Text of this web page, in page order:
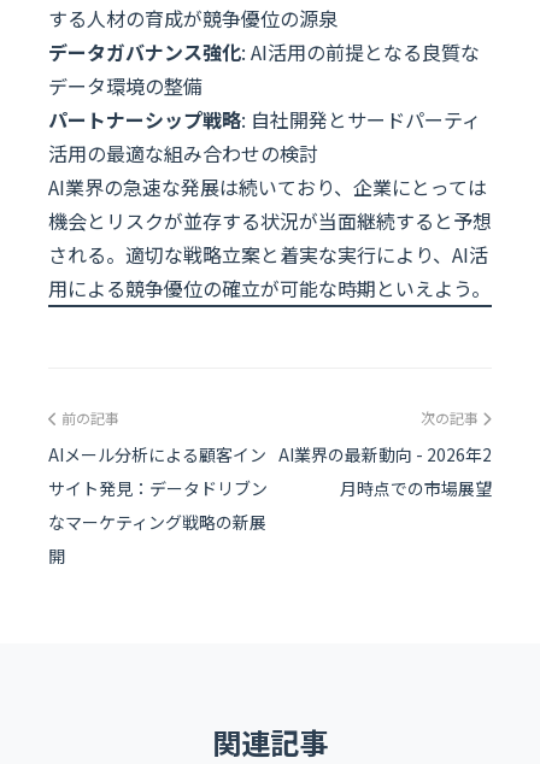
する人材の育成が競争優位の源泉
データガバナンス強化: AI活用の前提となる良質な
データ環境の整備
パートナーシップ戦略: 自社開発とサードパーティ
活用の最適な組み合わせの検討
AI業界の急速な発展は続いており、企業にとっては
機会とリスクが並存する状況が当面継続すると予想
される。適切な戦略立案と着実な実行により、AI活
用による競争優位の確立が可能な時期といえよう。
前の記事
AIメール分析による顧客イン
サイト発見：データドリブン
なマーケティング戦略の新展
開
次の記事
AI業界の最新動向 - 2026年2
月時点での市場展望
関連記事